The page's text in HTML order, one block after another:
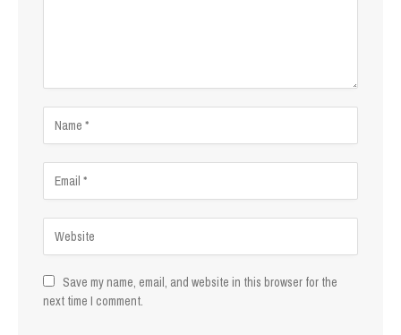
Save my name, email, and website in this browser for the
next time I comment.